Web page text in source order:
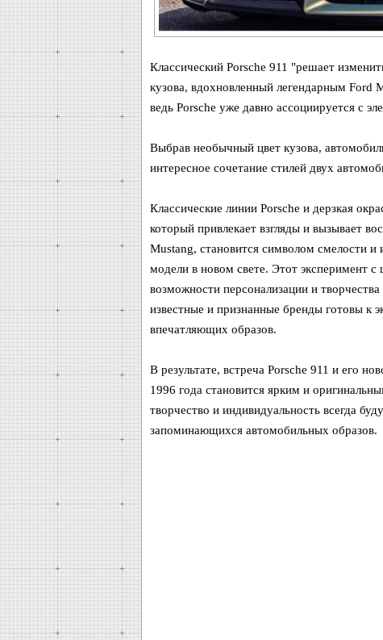
Классический Porsche 911 "решает
кузова, вдохновленный легендарным Ford
ведь Porsche уже давно ассоциируется с
Выбрав необычный цвет кузова,
интересное сочетание стилей двух
Классические линии Porsche и дерзкая
который привлекает взгляды и вызывает
Mustang, становится символом смелости и
модели в новом свете. Этот эксперимент
возможности персонализации и
известные и признанные бренды готовы к
впечатляющих образов.
В результате, встреча Porsche 911 и его
1996 года становится ярким и
творчество и индивидуальность всегда
запоминающихся автомобильных образов.